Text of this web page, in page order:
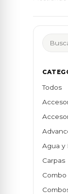
Todos
Agua y
Carpas